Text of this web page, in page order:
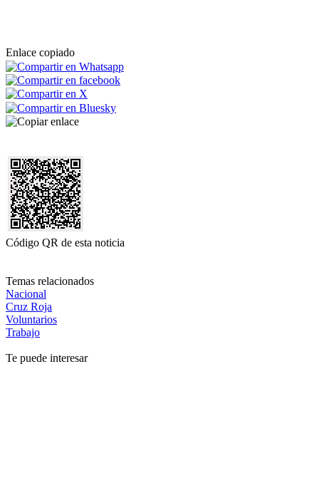
Enlace copiado
Código QR de esta noticia
Temas relacionados
Nacional
Cruz Roja
Voluntarios
Trabajo
Te puede interesar